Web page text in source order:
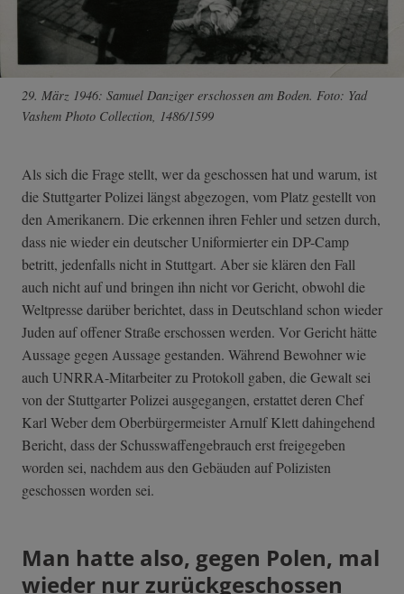
29. März 1946: Samuel Danziger erschossen am Boden. Foto: Yad
Vashem Photo Collection, 1486/1599
Als sich die Frage stellt, wer da geschossen hat und warum, ist
die Stuttgarter Polizei längst abgezogen, vom Platz gestellt von
den Amerikanern. Die erkennen ihren Fehler und setzen durch,
dass nie wieder ein deutscher Uniformierter ein DP-Camp
betritt, jedenfalls nicht in Stuttgart. Aber sie klären den Fall
auch nicht auf und bringen ihn nicht vor Gericht, obwohl die
Weltpresse darüber berichtet, dass in Deutschland schon wieder
Juden auf offener Straße erschossen werden. Vor Gericht hätte
Aussage gegen Aussage gestanden. Während Bewohner wie
auch UNRRA-Mitarbeiter zu Protokoll gaben, die Gewalt sei
von der Stuttgarter Polizei ausgegangen, erstattet deren Chef
Karl Weber dem Oberbürgermeister Arnulf Klett dahingehend
Bericht, dass der Schusswaffengebrauch erst freigegeben
worden sei, nachdem aus den Gebäuden auf Polizisten
geschossen worden sei.
Man hatte also, gegen Polen, mal
wieder nur zurückgeschossen